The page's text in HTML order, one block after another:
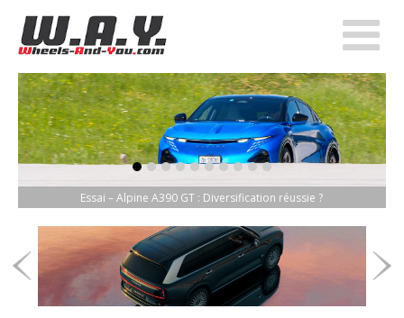
Essai – Alpine A390 GT : Diversification réussie ?
item-0
item-1
item-2
item-3
item-4
item-5
item-6
item-7
item-8
item-9